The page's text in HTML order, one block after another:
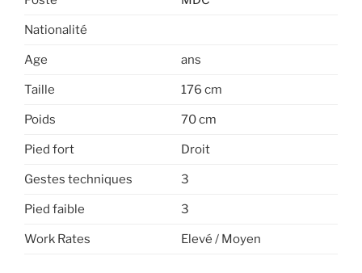
Nationalité
Age ans
Taille 176 cm
Poids 70 cm
Pied fort Droit
Gestes techniques 3
Pied faible 3
Work Rates Elevé / Moyen